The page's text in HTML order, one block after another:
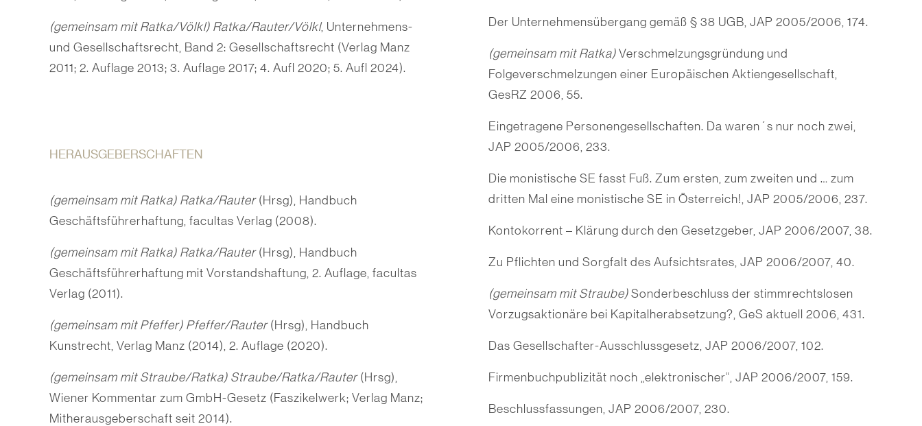
(gemeinsam mit Ratka/Völkl) Ratka/Rauter/Völkl, Unternehmens-
und Gesellschafts­recht, Band 2: Gesellschaftsrecht (Verlag Manz
2011; 2. Auflage 2013; 3. Auflage 2017; 4. Aufl 2020; 5. Aufl 2024).
HERAUSGEBERSCHAFTEN
(gemeinsam mit Ratka) Ratka/Rauter(Hrsg), Handbuch
Geschäftsführerhaftung, facultas Verlag (2008).
(gemeinsam mit Ratka) Ratka/Rauter(Hrsg), Handbuch
Geschäftsführerhaftung mit Vorstandshaftung, 2. Auflage, facultas
Verlag (2011).
(gemeinsam mit Pfeffer) Pfeffer/Rauter(Hrsg), Handbuch
Kunstrecht, Verlag Manz (2014), 2. Auflage (2020).
(gemeinsam mit Straube/Ratka) Straube/Ratka/Rauter(Hrsg),
Wiener Kommentar zum GmbH-Gesetz (Faszikelwerk; Verlag Manz;
Mitherausgeberschaft seit 2014).
Der Unternehmensübergang gemäß § 38 UGB, JAP 2005/2006, 174.
(gemeinsam mit Ratka) Verschmelzungsgründung und
Folgeverschmelzungen einer Europäischen Aktiengesellschaft,
GesRZ 2006, 55.
Eingetragene Personengesellschaften. Da waren´s nur noch zwei,
JAP 2005/2006, 233.
Die monistische SE fasst Fuß. Zum ersten, zum zweiten und … zum
dritten Mal eine monistische SE in Österreich!, JAP 2005/2006, 237.
Kontokorrent – Klärung durch den Gesetzgeber, JAP 2006/2007, 38.
Zu Pflichten und Sorgfalt des Aufsichtsrates, JAP 2006/2007, 40.
(gemeinsam mit Straube) Sonderbeschluss der stimmrechtslosen
Vorzugsaktionäre bei Kapitalherabsetzung?, GeS aktuell 2006, 431.
Das Gesellschafter-Ausschlussgesetz, JAP 2006/2007, 102.
Firmenbuchpublizität noch „elektronischer“, JAP 2006/2007, 159.
Beschlussfassungen, JAP 2006/2007, 230.